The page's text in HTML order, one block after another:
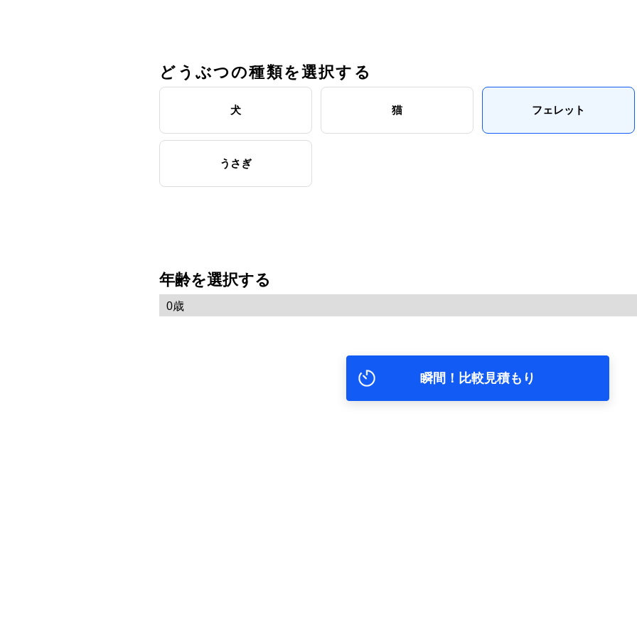
どうぶつの種類を選択する
犬 猫 フェレット
年齢を選択する
瞬間！比較見積もり
うさぎ